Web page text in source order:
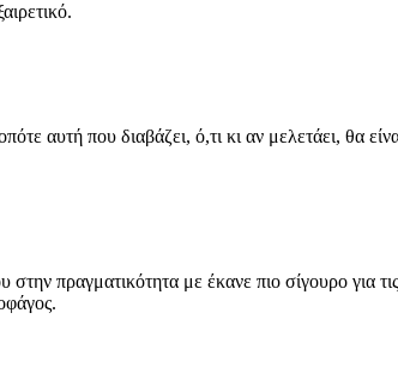
αυτή που διαβάζει, ό,τι κι αν μελετάει, θα
πραγματικότητα με έκανε πιο σίγουρο για